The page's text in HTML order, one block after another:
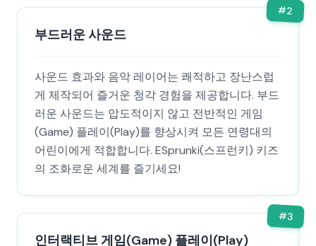
#2
부드러운 사운드
사운드 효과와 음악 레이어는 쾌적하고 장난스럽
게 제작되어 즐거운 청각 경험을 제공합니다. 부드
러운 사운드는 압도적이지 않고 전반적인 게임
(Game) 플레이(Play)를 향상시켜 모든 연령대의
어린이에게 적합합니다. ESprunki(스프런키) 키즈
의 조화로운 세계를 즐기세요!
#3
인터랙티브 게임(Game) 플레이(Play)